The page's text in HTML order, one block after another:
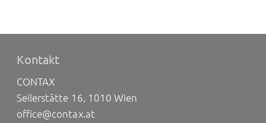
Kontakt
CONTAX
Seilerstätte 16, 1010 Wien
office@contax.at